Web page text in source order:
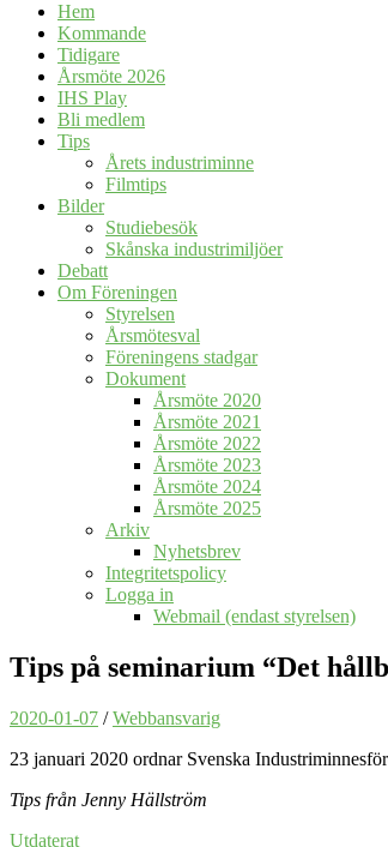
Hem
Kommande
Tidigare
Årsmöte 2026
IHS Play
Bli medlem
Tips
Årets industriminne
Filmtips
Bilder
Studiebesök
Skånska industrimiljöer
Debatt
Om Föreningen
Styrelsen
Årsmötesval
Föreningens stadgar
Dokument
Årsmöte 2020
Årsmöte 2021
Årsmöte 2022
Årsmöte 2023
Årsmöte 2024
Årsmöte 2025
Arkiv
Nyhetsbrev
Integritetspolicy
Logga in
Webmail (endast styrelsen)
Tips på seminarium “Det
2020-01-07 /Webbansvarig
23 januari 2020 ordnar Svenska
Tips från Jenny Hällström
Utdaterat